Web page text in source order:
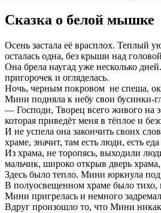
Сказка о белой мышке
Осень застала её врасплох. Теплый
осталась одна, без крыши над
Она брела наугад уже несколько
пригорочек и огляделась.
Ночь, черным покровом не спеша,
Мини подняла к небу свои бусинки-
— Господи, Творец всего живого на
которая приведёт меня в тёплое и
И не успела она закончить своих
храме, значит, там есть люди, есть
Из храма, не торопясь, выходили
мальчик, широко открыв дверь
Здесь было тепло. Мини юркнула под
В полуосвещенном храме было тихо,
Мини пригрелась и немного
Вдруг произошло то, что Мини никак